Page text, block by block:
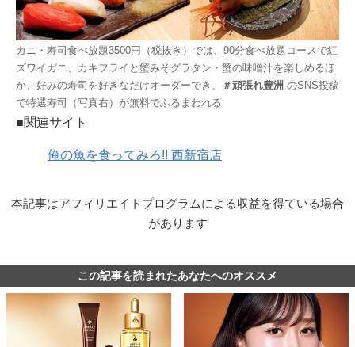
カニ・寿司食べ放題3500円（税抜き）では、90分食べ放題コースで紅
ズワイガニ、カキフライと蟹みそグラタン・蟹の味噌汁を楽しめるほ
か、好みの寿司を好きなだけオーダーでき、
＃頑張れ豊洲 のSNS投稿
で特選寿司（写真右）が無料でふるまわれる
■関連サイト
俺の魚を食ってみろ!! 西新宿店
本記事はアフィリエイトプログラムによる収益を得ている場合
があります
この記事を読まれたあなたへのオススメ